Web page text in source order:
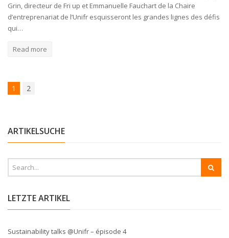
Grin, directeur de Fri up et Emmanuelle Fauchart de la Chaire
d’entreprenariat de l’Unifr esquisseront les grandes lignes des défis
qui…
Read more
1 2
ARTIKELSUCHE
LETZTE ARTIKEL
Sustainability talks @Unifr – épisode 4